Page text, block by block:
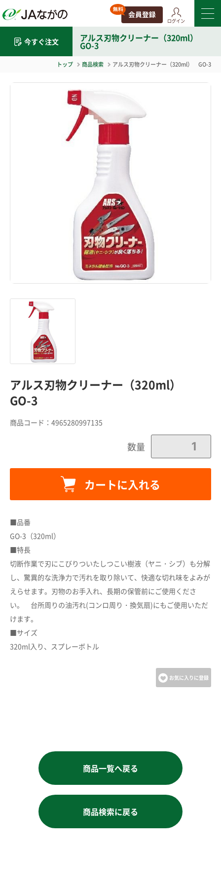
ログイン
今すぐ注文 アルス刃物クリーナー（320ml）
GO-3
トップ 商品検索 アルス刃物クリーナー（320ml） GO-3
アルス刃物クリーナー（320ml）
GO-3
商品コード： 4965280997135
数量
カートに入れる
お買い物を続ける
■品番
GO-3（320ml）
■特長
切断作業で刃にこびりついたしつこい樹液（ヤニ・シブ）も分解
し、驚異的な洗浄力で汚れを取り除いて、快適な切れ味をよみが
えらせます。刃物のお手入れ、長期の保管前にご使用くださ
い。 台所周りの油汚れ(コンロ周り・換気扇)にもご使用いただ
けます。
■サイズ
320ml入り、スプレーボトル
お気に入りに登録
商品一覧へ戻る
商品検索に戻る